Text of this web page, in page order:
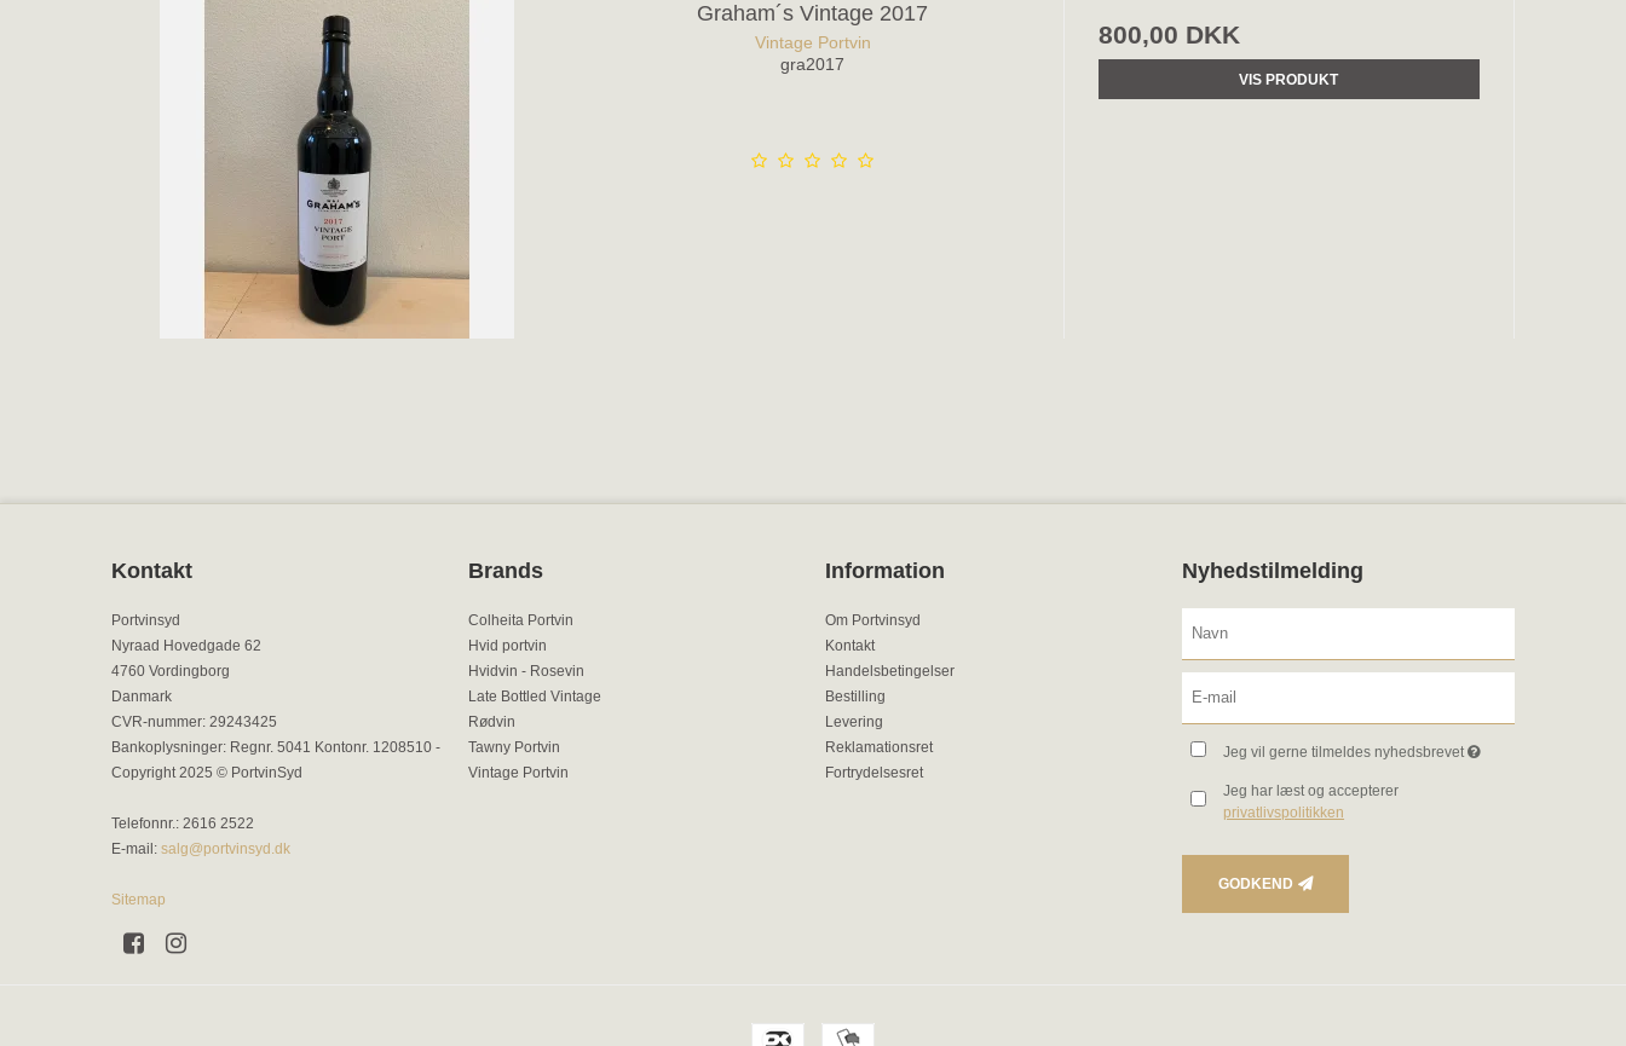
Graham´s Vintage 2017
Vintage Portvin
gra2017
800,00 DKK
VIS PRODUKT
Kontakt
Portvinsyd
Nyraad Hovedgade 62
4760 Vordingborg
Danmark
CVR-nummer: 29243425
Bankoplysninger: Regnr. 5041 Kontonr. 1208510 -
Copyright 2025 © PortvinSyd
Telefonnr. : 2616 2522
E-mail: salg@portvinsyd.dk
Sitemap
Brands
Colheita Portvin
Hvid portvin
Hvidvin - Rosevin
Late Bottled Vintage
Rødvin
Tawny Portvin
Vintage Portvin
Information
Om Portvinsyd
Kontakt
Handelsbetingelser
Bestilling
Levering
Reklamationsret
Fortrydelsesret
Nyhedstilmelding
Jeg vil gerne tilmeldes nyhedsbrevet
Jeg har læst og accepterer
privatlivspolitikken
GODKEND